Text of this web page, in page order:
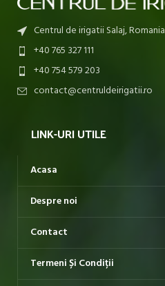
Centrul de irigatii Salaj, Romania
+40 765 327 111
+40 754 579 203
contact@centruldeirigatii.ro
LINK-URI UTILE
Acasa
Despre noi
Contact
Termeni Și Condiții